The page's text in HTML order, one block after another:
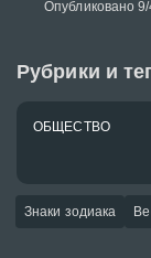
Опубликовано
Рубрики и
ОБЩЕСТВО
Знаки зодиака